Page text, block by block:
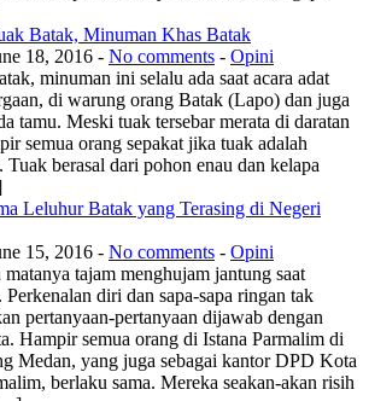
Batak, Minuman Khas Batak
18, 2016 - No comments - Opini
minuman ini selalu ada saat acara adat
di warung orang Batak (Lapo) dan juga
tamu. Meski tuak tersebar merata di daratan
semua orang sepakat jika tuak adalah
berasal dari pohon enau dan kelapa
Leluhur Batak yang Terasing di Negeri
15, 2016 - No comments - Opini
tajam menghujam jantung saat
diri dan sapa-sapa ringan tak
pertanyaan-pertanyaan dijawab dengan
Hampir semua orang di Istana Parmalim di
Medan, yang juga sebagai kantor DPD Kota
berlaku sama. Mereka seakan-akan risih